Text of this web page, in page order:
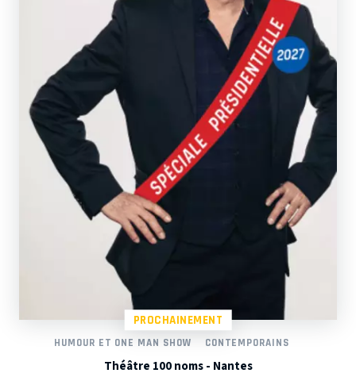
PROCHAINEMENT
HUMOUR ET ONE MAN SHOW CONTEMPORAINS
Théâtre 100 noms - Nantes